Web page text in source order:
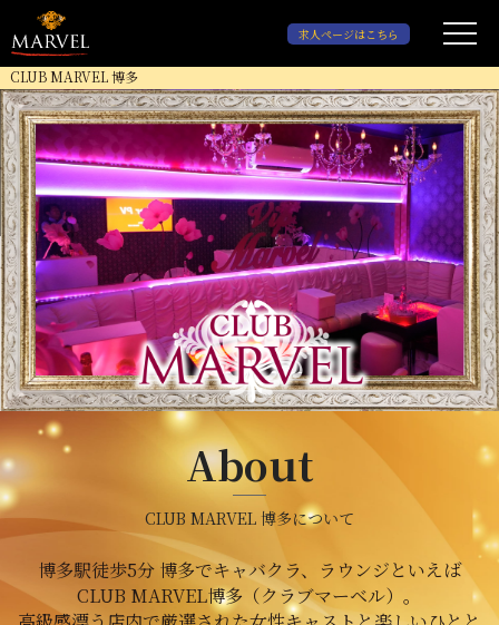
求人ページはこちら
CLUB MARVEL 博多
About
CLUB MARVEL 博多について
博多駅徒歩5分 博多でキャバクラ、ラウンジといえば
CLUB MARVEL博多（クラブマーベル）。